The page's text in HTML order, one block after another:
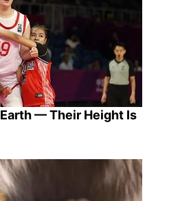
— Their Height Is